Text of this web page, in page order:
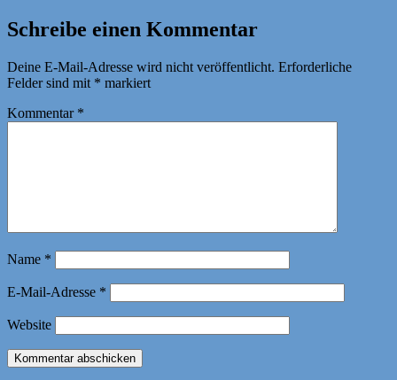
Schreibe einen Kommentar
Deine E-Mail-Adresse wird nicht veröffentlicht. Erforderliche
Felder sind mit * markiert
Kommentar *
Name *
E-Mail-Adresse *
Website